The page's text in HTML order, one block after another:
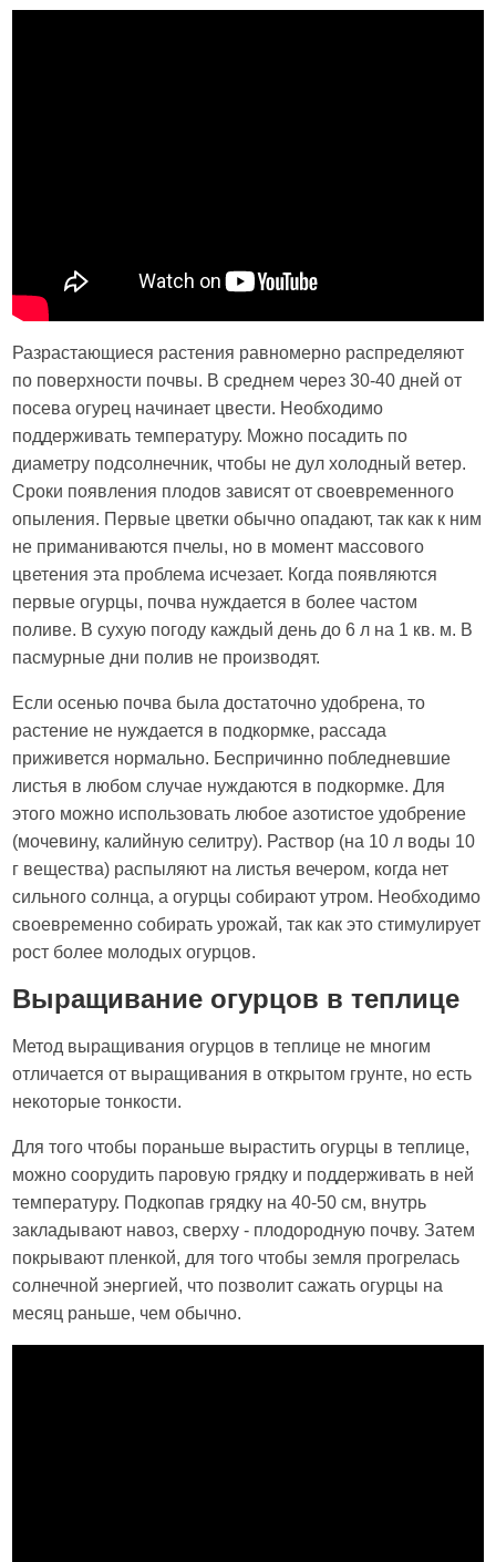
Разрастающиеся растения равномерно распределяют
по поверхности почвы. В среднем через 30-40 дней от
посева огурец начинает цвести. Необходимо
поддерживать температуру. Можно посадить по
диаметру подсолнечник, чтобы не дул холодный ветер.
Сроки появления плодов зависят от своевременного
опыления. Первые цветки обычно опадают, так как к ним
не приманиваются пчелы, но в момент массового
цветения эта проблема исчезает. Когда появляются
первые огурцы, почва нуждается в более частом
поливе. В сухую погоду каждый день до 6 л на 1 кв. м. В
пасмурные дни полив не производят.
Если осенью почва была достаточно удобрена, то
растение не нуждается в подкормке, рассада
приживется нормально. Беспричинно побледневшие
листья в любом случае нуждаются в подкормке. Для
этого можно использовать любое азотистое удобрение
(мочевину, калийную селитру). Раствор (на 10 л воды 10
г вещества) распыляют на листья вечером, когда нет
сильного солнца, а огурцы собирают утром. Необходимо
своевременно собирать урожай, так как это стимулирует
рост более молодых огурцов.
Выращивание огурцов в теплице
Метод выращивания огурцов в теплице не многим
отличается от выращивания в открытом грунте, но есть
некоторые тонкости.
Для того чтобы пораньше вырастить огурцы в теплице,
можно соорудить паровую грядку и поддерживать в ней
температуру. Подкопав грядку на 40-50 см, внутрь
закладывают навоз, сверху - плодородную почву. Затем
покрывают пленкой, для того чтобы земля прогрелась
солнечной энергией, что позволит сажать огурцы на
месяц раньше, чем обычно.